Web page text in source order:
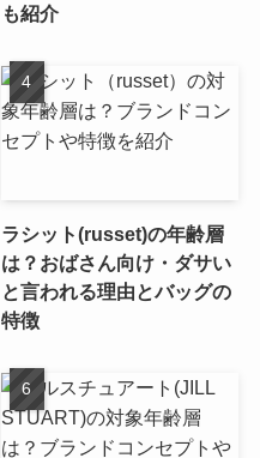
も紹介
ラシット(russet)の年齢層
は？おばさん向け・ダサい
と言われる理由とバッグの
特徴